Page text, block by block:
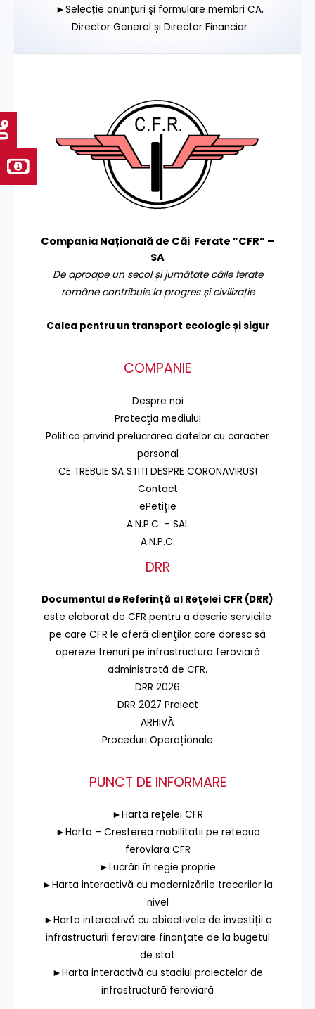
►Selecție anunțuri și formulare membri CA,
Director General și Director Financiar
Compania Națională de Căi Ferate ”CFR” –
SA
De aproape un secol și jumătate căile ferate
române contribuie la progres și civilizație
Calea pentru un transport ecologic și sigur
COMPANIE
Despre noi
Protecţia mediului
Politica privind prelucrarea datelor cu caracter
personal
CE TREBUIE SA STITI DESPRE CORONAVIRUS!
Contact
ePetiție
A.N.P.C. – SAL
A.N.P.C.
DRR
Documentul de Referinţă al Reţelei CFR (DRR)
este elaborat de CFR pentru a descrie serviciile
pe care CFR le oferă clienţilor care doresc să
opereze trenuri pe infrastructura feroviară
administrată de CFR.
DRR 2026
DRR 2027 Proiect
ARHIVĂ
Proceduri Operaționale
PUNCT DE INFORMARE
►Harta rețelei CFR
►Harta – Cresterea mobilitatii pe reteaua
feroviara CFR
►Lucrări în regie proprie
►Harta interactivă cu modernizările trecerilor la
nivel
►Harta interactivă cu obiectivele de investiții a
infrastructurii feroviare finanțate de la bugetul
de stat
►Harta interactivă cu stadiul proiectelor de
infrastructură feroviară